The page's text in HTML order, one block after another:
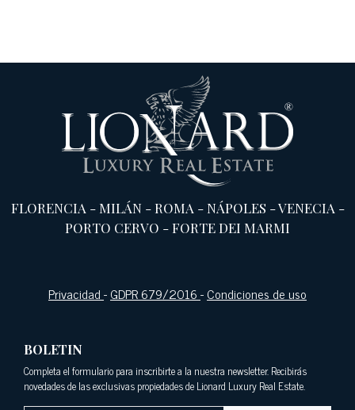
FLORENCIA -MILÁN-ROMA -NÁPOLES -VENECIA -
PORTO CERVO -FORTE DEI MARMI
Privacidad-GDPR 679/2016-Condiciones de uso
BOLETIN
Completa el formulario para inscribirte a la nuestra newsletter. Recibirás
novedades de las exclusivas propiedades de Lionard Luxury Real Estate.